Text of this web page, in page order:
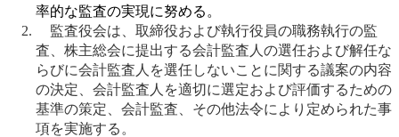
率的な監査の実現に努める。
監査役会は、取締役および執行役員の職務執行の監
査、株主総会に提出する会計監査人の選任および解任な
らびに会計監査人を選任しないことに関する議案の内容
の決定、会計監査人を適切に選定および評価するための
基準の策定、会計監査、その他法令により定められた事
項を実施する。